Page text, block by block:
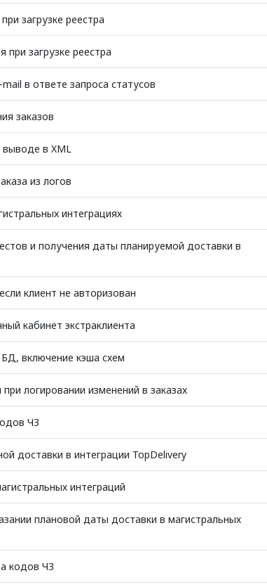
загрузке реестра
загрузке реестра
в ответе запроса статусов
заказов
в XML
из логов
интеграциях
и получения даты планируемой доставки в
клиент не авторизован
кабинет экстраклиента
включение кэша схем
логировании изменений в заказах
ЧЗ
доставки в интеграции TopDelivery
интеграций
плановой даты доставки в магистральных
кодов ЧЗ